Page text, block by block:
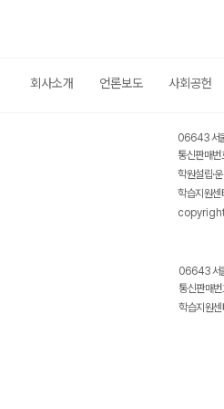
회사소개 언론보도 사회공헌
06643 서
통신판매
학원설립·
학습지원
06643 서
통신판매
학습지원